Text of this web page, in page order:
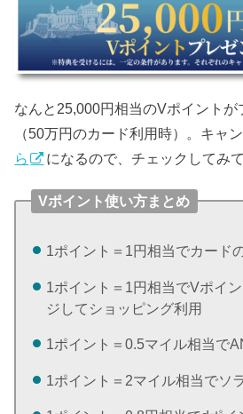
なんと25,000円相当のVポイントが
（50万円のカード利用時）。キャ
ら
になるので、チェックしてみ
Vポイント使い方まとめ
1ポイント＝1円相当でカード
1ポイント＝1円相当でVポイ
ジしてショッピング利用
1ポイント＝0.5マイル相当で
1ポイント＝2マイル相当でソ